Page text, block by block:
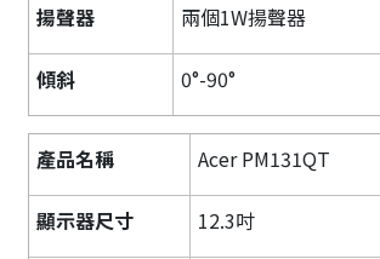
揚聲器 兩個1W揚聲器
傾斜 0°-90°
產品名稱 Acer PM131QT
顯示器尺寸 12.3吋